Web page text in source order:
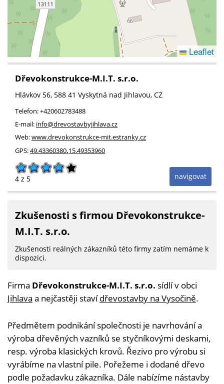
Leaflet
Dřevokonstrukce-M.I.T. s.r.o.
Hlávkov 56, 588 41 Vyskytná nad Jihlavou, CZ
Telefon:+420602783488
E-mail: info@drevostavbyjihlava.cz
Web:www.drevokonstrukce-mit.estranky.cz
GPS:49.43360380,15.49353960
navigovat
4 z 5
Zkušenosti s firmou Dřevokonstrukce-
M.I.T. s.r.o.
Zkušenosti reálných zákazníků této firmy zatím nemáme k
dispozici.
Firma Dřevokonstrukce-M.I.T. s.r.o. sídlí v obci
Jihlava a nejčastěji stavídřevostavby na Vysočině.
Předmětem podnikání společnosti je navrhování a
výroba dřevěných vazníků se styčníkovými deskami,
resp. výroba klasických krovů. Řezivo pro výrobu si
vyrábíme na vlastní pile. Pořežeme i dodané dřevo
podle požadavku zákazníka. Dále nabízíme nástavby